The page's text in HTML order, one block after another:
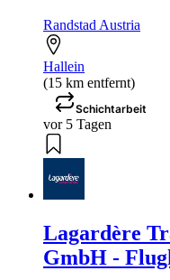
Randstad Austria
Hallein
(15 km entfernt)
Schichtarbeit
vor 5 Tagen
Lagardère
GmbH -